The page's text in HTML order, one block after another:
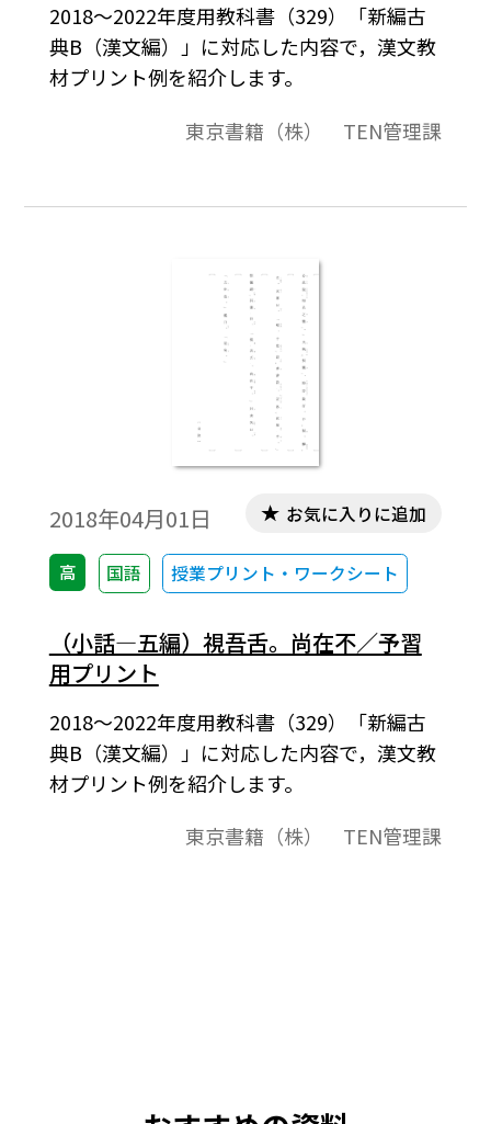
2018～2022年度用教科書（329）「新編古
典B（漢文編）」に対応した内容で，漢文教
材プリント例を紹介します。
東京書籍（株） TEN管理課
2018年04月01日
高 国語 授業プリント・ワークシート
お気に入りに追加
（小話―五編）視吾舌。尚在不／予習
用プリント
2018～2022年度用教科書（329）「新編古
典B（漢文編）」に対応した内容で，漢文教
材プリント例を紹介します。
東京書籍（株） TEN管理課